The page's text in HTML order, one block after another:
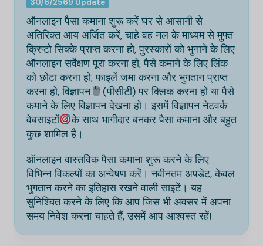
30/6/2569 Update
ऑनलाइन पैसा कमाना शुरू करें घर से आसानी से
अतिरिक्त आय अर्जित करें, चाहे वह नल के माध्यम से मुफ्त
क्रिप्टो सिक्के प्राप्त करना हो, पुरस्कारों को भुनाने के लिए
ऑनलाइन सर्वेक्षण पूरा करना हो, पैसे कमाने के लिए लिंक
को छोटा करना हो, फाइलें जमा करना और भुगतान प्राप्त
करना हो, विज्ञापन
(पीसीटी) पर क्लिक करना हो या पैसे
कमाने के लिए विज्ञापन देखना हो। इसमें विज्ञापन नेटवर्क
वेबसाइटों
के साथ भागीदार बनकर पैसा कमाना और बहुत
कुछ शामिल है।
ऑनलाइन वास्तविक पैसा कमाना शुरू करने के लिए
विभिन्न विकल्पों का अन्वेषण करें। नवीनतम अपडेट, केवल
भुगतान करने का इतिहास रखने वाली साइटें। यह
सुनिश्चित करने के लिए कि आप जिस भी अवसर में अपना
समय निवेश करना चाहते हैं, उसमें आप आश्वस्त रहें!